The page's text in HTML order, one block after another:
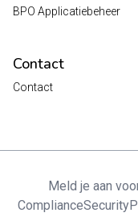
BPO Applicatiebeheer
Contact
Contact
Meld je aan
ComplianceSecurity